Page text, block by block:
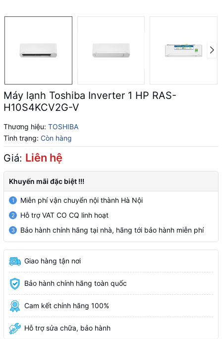
Máy lạnh Toshiba Inverter 1 HP RAS-
H10S4KCV2G-V
Thương hiệu: TOSHIBA
Tình trạng: Còn hàng
Giá: Liên hệ
Khuyến mãi đặc biệt !!!
1 Miễn phí vận chuyển nội thành Hà Nội
2 Hỗ trợ VAT CO CQ linh hoạt
3 Bảo hành chính hãng tại nhà, hãng tới bảo hành miễn phí
Giao hàng tận nơi
Bảo hành chính hãng toàn quốc
Cam kết chính hãng 100%
Hỗ trợ sửa chữa, bảo hành